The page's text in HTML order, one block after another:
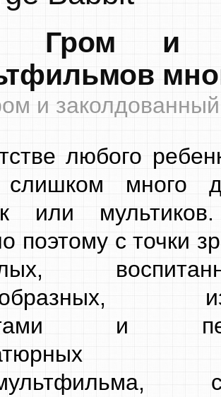
Гром и
и
любого
много
или
поэтому с точки
и